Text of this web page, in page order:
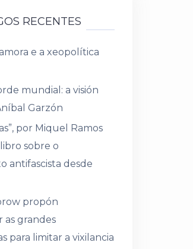
RECENTES
e a xeopolítica
mundial: a visión
Garzón
por Miquel Ramos
sobre o
antifascista desde
propón
grandes
para limitar a vixilancia